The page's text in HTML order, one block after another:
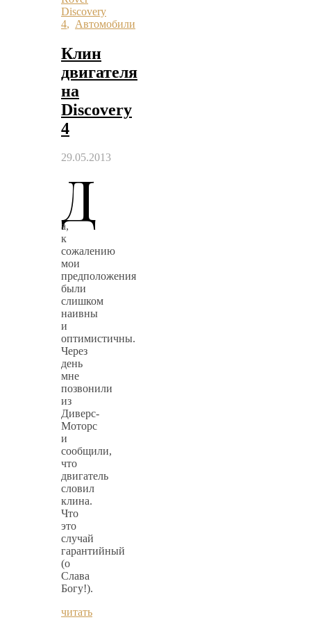
Discovery
4, Автомобили
Клин
двигателя
на
Discovery
4
29.05.2013
Д
а,
к
сожалению
мои
предположения
были
слишком
наивны
и
оптимистичны.
Через
день
мне
позвонили
из
Диверс-
Моторс
и
сообщили,
что
двигатель
словил
клина.
Что
это
случай
гарантийный
(о
Слава
Богу!).
читать